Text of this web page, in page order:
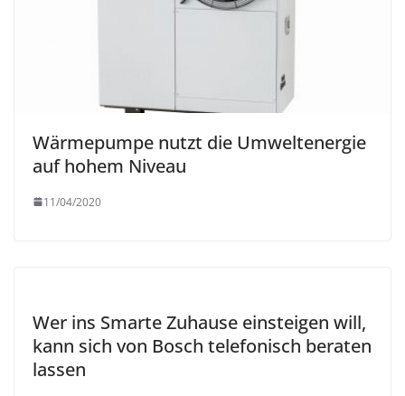
Wärmepumpe nutzt die Umweltenergie
auf hohem Niveau
11/04/2020
Wer ins Smarte Zuhause einsteigen will,
kann sich von Bosch telefonisch beraten
lassen